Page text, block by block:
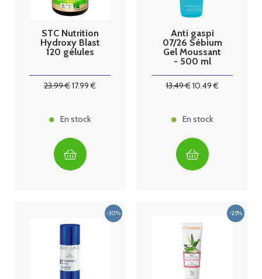
STC Nutrition
Hydroxy Blast
120 gélules
23.99€17.99 €
En stock
Anti gaspi
07/26 Sébium
Gel Moussant
- 500 ml
13.49€10.49€
En stock